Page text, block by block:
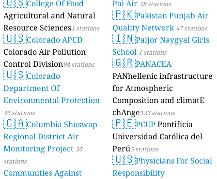
College Of Food
Agricultural and Natural
Resource Sciences1 stations
🇺🇸Colorado APCD
Colorado Air Pollution
Control Division94 stations
🇺🇸Colorado
Department Of
Environmental Protection
46 stations
🇨🇦Columbia Shuswap
Regional District Air
Monitoring Project 35
stations
Communities Against
Pai Air 28 stations
🇵🇰Pakistan Punjab Air
Quality Network 47 stations
🇮🇳Paljor Naygyal Girls
School 1 stations
🇬🇷PANACEA
PANhellenic infrastructure
for Atmospheric
Composition and climatE
chAnge123 stations
🇵🇪PCUP Pontificia
Universidad Católica del
Perú5 stations
🇺🇸Physicians For Social
Responsibility